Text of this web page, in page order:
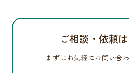
ご相談・依頼
まずはお気軽にお問い合